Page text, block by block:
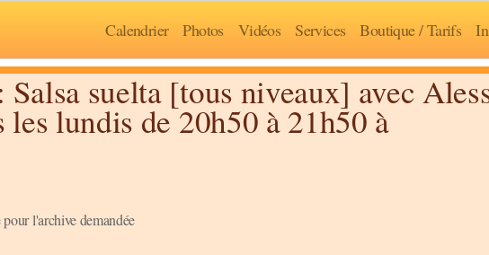
Calendrier Photos Vidéos Services Boutique / Tarifs
Salsa suelta [tous niveaux] avec
lundis de 20h50 à 21h50 à
l'archive demandée